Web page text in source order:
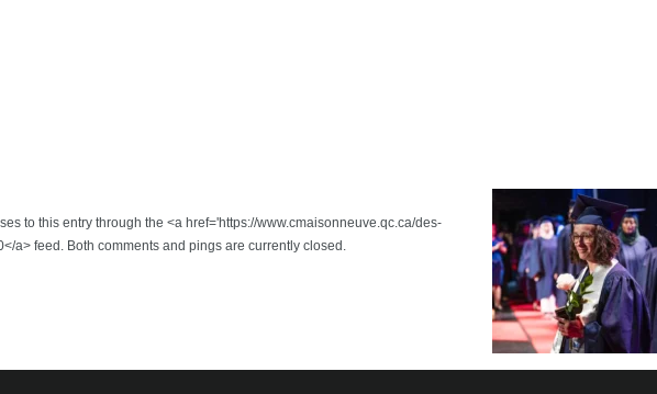
to this entry through the <a href='https://www.cmaisonneuve.qc.ca/des-
a> feed. Both comments and pings are currently closed.